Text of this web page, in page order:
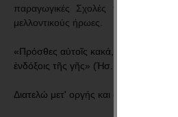
παραγωγικές Σχολές του Ενδόξου
μελλοντικούς ήρωες.
«Πρόσθες αὐτοῖς κακά, Κύριε,
ἐνδόξοις τῆς γῆς» (Ἡσ. κς΄ [26] 15).
Διατελώ μετ' οργής και αγανακτήσεως,